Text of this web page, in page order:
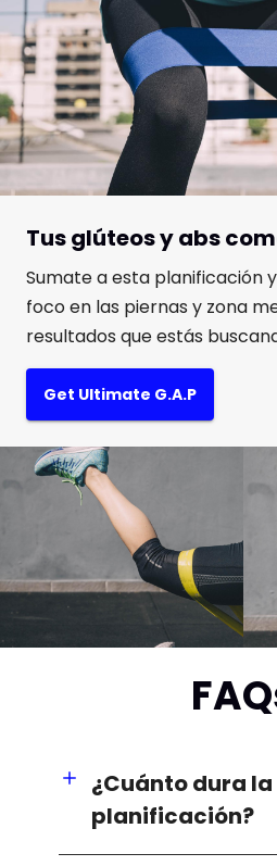
Tus glúteos y abs
Sumate a esta planificación
foco en las piernas y zona
resultados que estás
Get Ultimate G.A.P
¿Cuánto dura la
planificación?